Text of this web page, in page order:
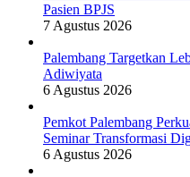
Pasien BPJS
7 Agustus 2026
Palembang Targetkan
Adiwiyata
6 Agustus 2026
Pemkot Palembang
Seminar Transformasi
6 Agustus 2026